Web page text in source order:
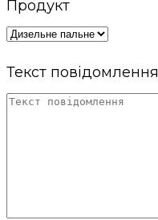
Продукт
Текст повідомлення